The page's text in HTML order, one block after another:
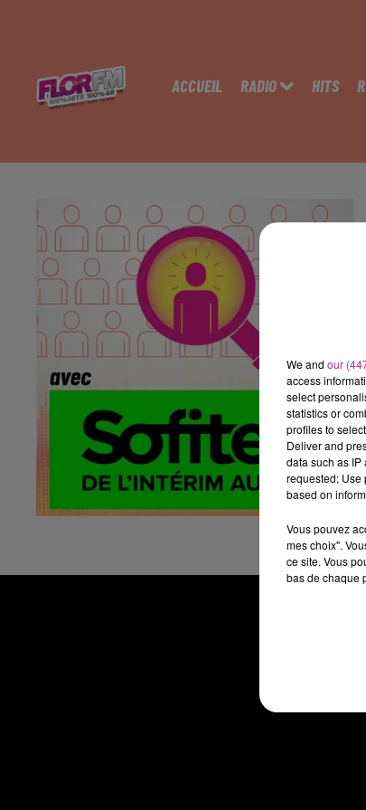
ACCUEIL RADIO HITS
We and our
access
select
statistics or
profiles to
Deliver and
data such as
requested; Use
based on
Vous pouvez
mes choix".
ce site. Vous
bas de chaque